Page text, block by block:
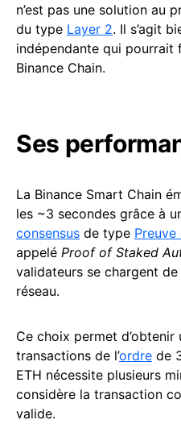
n’est pas une solution au
du type Layer 2. Il s’agit
indépendante qui pourrait
Binance Chain.
Ses
La Binance Smart Chain
les ~3 secondes grâce à
consensus de type Preuve
appelé Proof of Staked
validateurs se chargent
réseau.
Ce choix permet d’obtenir
transactions de l’ordre de
ETH nécessite plusieurs
considère la transaction
valide.